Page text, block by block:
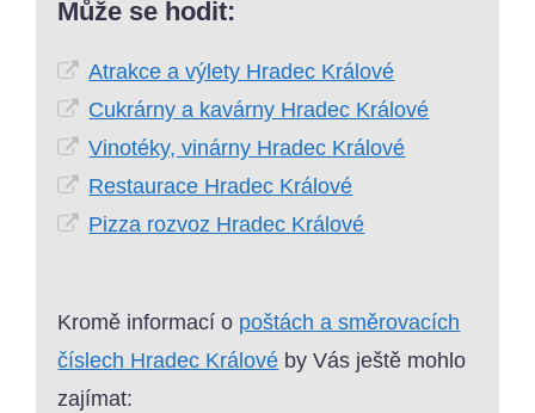
Může se hodit:
Atrakce a výlety Hradec Králové
Cukrárny a kavárny Hradec Králové
Vinotéky, vinárny Hradec Králové
Restaurace Hradec Králové
Pizza rozvoz Hradec Králové
Kromě informací o poštách a směrovacích
číslech Hradec Králové by Vás ještě mohlo
zajímat: